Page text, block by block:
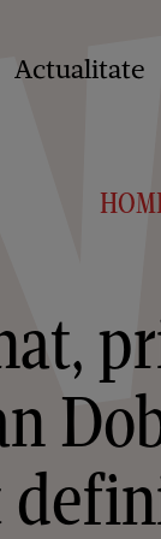
Actualitate